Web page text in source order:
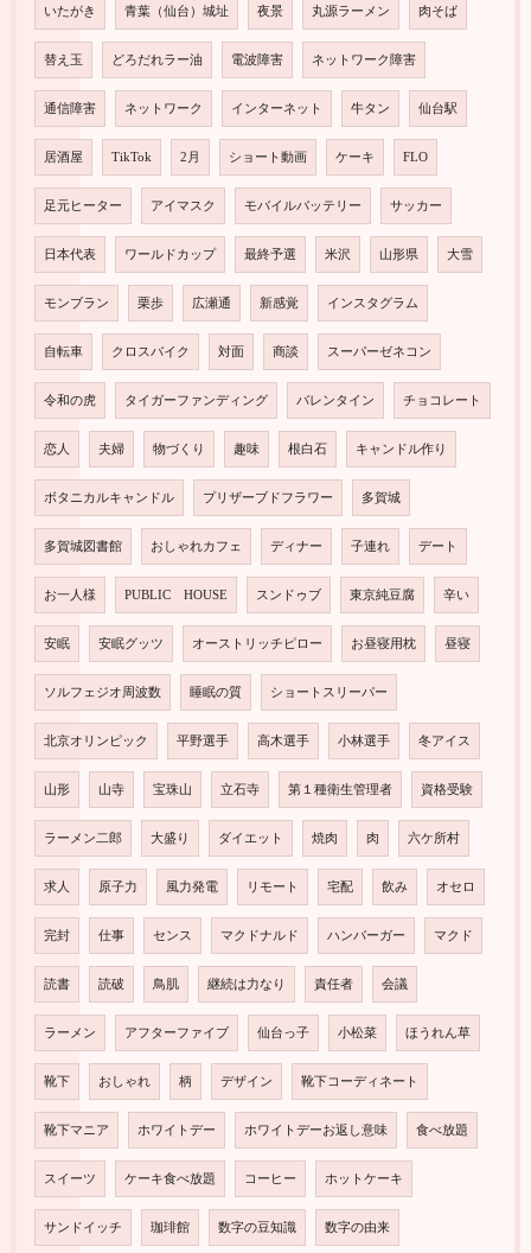
いたがき 青葉（仙台）城址 夜景 丸源ラーメン 肉そば
替え玉 どろだれラー油 電波障害 ネットワーク障害
通信障害 ネットワーク インターネット 牛タン 仙台駅
居酒屋 TikTok 2月 ショート動画 ケーキ FLO
足元ヒーター アイマスク モバイルバッテリー サッカー
日本代表 ワールドカップ 最終予選 米沢 山形県 大雪
モンブラン 栗歩 広瀬通 新感覚 インスタグラム
自転車 クロスバイク 対面 商談 スーパーゼネコン
令和の虎 タイガーファンディング バレンタイン チョコレート
恋人 夫婦 物づくり 趣味 根白石 キャンドル作り
ボタニカルキャンドル プリザーブドフラワー 多賀城
多賀城図書館 おしゃれカフェ ディナー 子連れ デート
お一人様 PUBLIC HOUSE スンドゥブ 東京純豆腐 辛い
安眠 安眠グッツ オーストリッチピロー お昼寝用枕 昼寝
ソルフェジオ周波数 睡眠の質 ショートスリーパー
北京オリンピック 平野選手 高木選手 小林選手 冬アイス
山形 山寺 宝珠山 立石寺 第１種衛生管理者 資格受験
ラーメン二郎 大盛り ダイエット 焼肉 肉 六ケ所村
求人 原子力 風力発電 リモート 宅配 飲み オセロ
完封 仕事 センス マクドナルド ハンバーガー マクド
読書 読破 鳥肌 継続は力なり 責任者 会議
ラーメン アフターファイブ 仙台っ子 小松菜 ほうれん草
靴下 おしゃれ 柄 デザイン 靴下コーディネート
靴下マニア ホワイトデー ホワイトデーお返し意味 食べ放題
スイーツ ケーキ食べ放題 コーヒー ホットケーキ
サンドイッチ 珈琲館 数字の豆知識 数字の由来